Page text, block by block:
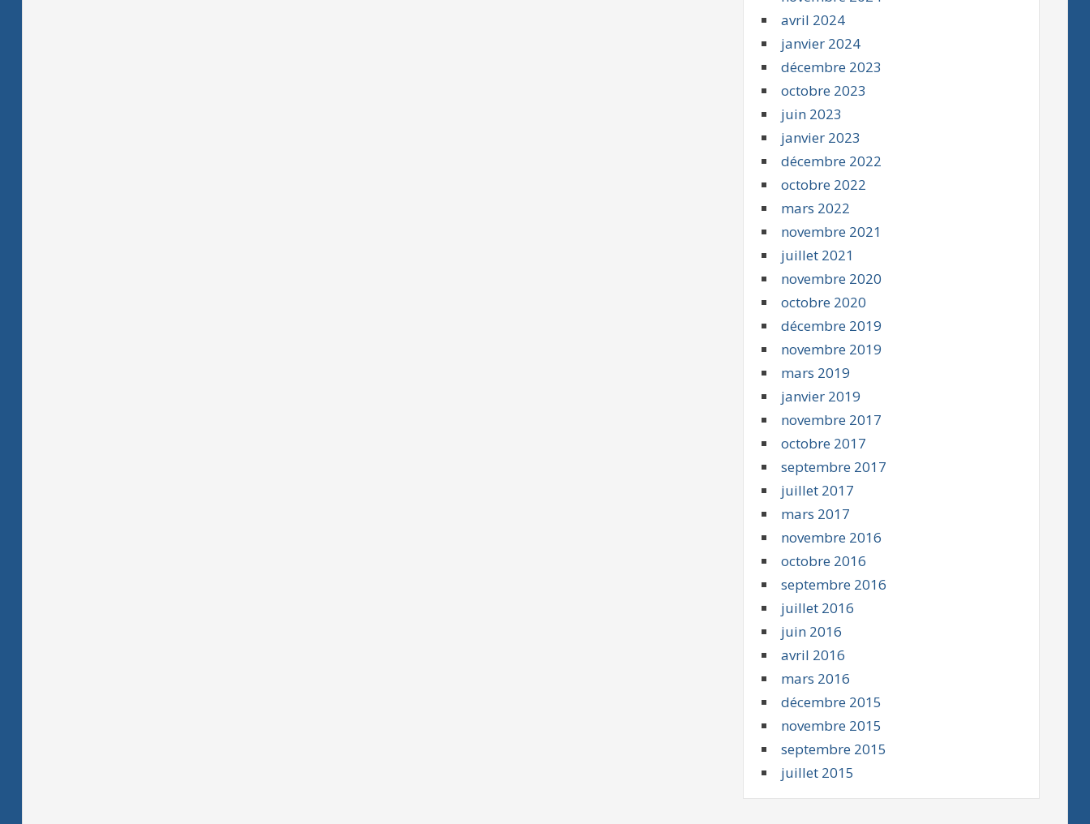
avril 2024
janvier 2024
décembre 2023
octobre 2023
juin 2023
janvier 2023
décembre 2022
octobre 2022
mars 2022
novembre 2021
juillet 2021
novembre 2020
octobre 2020
décembre 2019
novembre 2019
mars 2019
janvier 2019
novembre 2017
octobre 2017
septembre 2017
juillet 2017
mars 2017
novembre 2016
octobre 2016
septembre 2016
juillet 2016
juin 2016
avril 2016
mars 2016
décembre 2015
novembre 2015
septembre 2015
juillet 2015